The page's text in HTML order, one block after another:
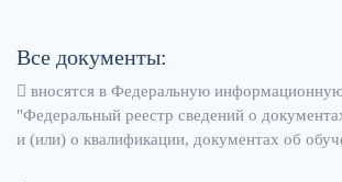
Все документы:
вносятся в Федеральную
"Федеральный реестр сведений о
и (или) о квалификации, документах об